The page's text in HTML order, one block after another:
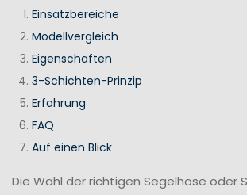
Einsatzbereiche
Modellvergleich
Eigenschaften
3-Schichten-Prinzip
Erfahrung
FAQ
Auf einen Blick
Die Wahl der richtigen Segelhose